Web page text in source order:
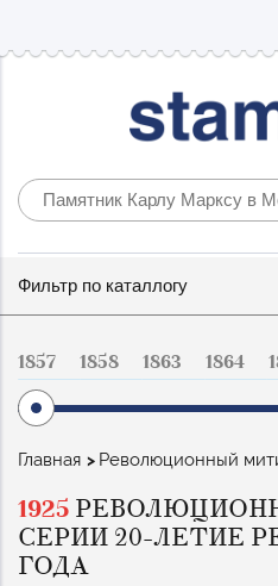
по
Фильтр по каталлогу
1857 1858 1863 1864
Строка
Главная Революционный
1925
СЕРИИ 20-ЛЕТИЕ
ГОДА